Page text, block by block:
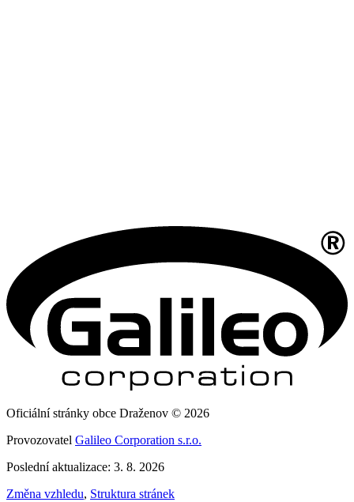
Oficiální stránky obce Draženov © 2026
Provozovatel Galileo Corporation s.r.o.
Poslední aktualizace: 3. 8. 2026
Změna vzhledu, Struktura stránek